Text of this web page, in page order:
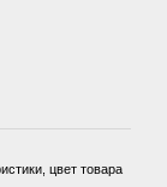
цвет товара